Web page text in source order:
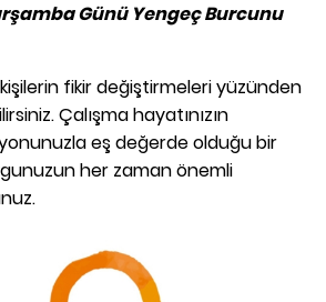
Günü Yengeç Burcunu
kişilerin fikir değiştirmeleri yüzünden
Çalışma hayatınızın
eş değerde olduğu bir
her zaman önemli